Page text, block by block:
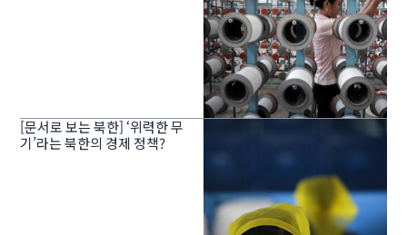
[문서로 보는 북한] ‘위력한 무
기’라는 북한의 경제 정책?